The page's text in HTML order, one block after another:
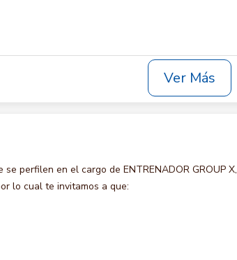
Ver Más
perfilen en el cargo de ENTRENADOR GROUP X,
lo cual te invitamos a que: